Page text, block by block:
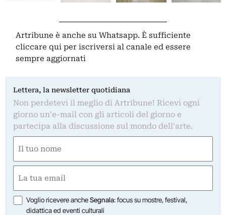
Artribune è anche su Whatsapp. È sufficiente
cliccare qui per iscriversi al canale ed essere
sempre aggiornati
Lettera, la newsletter quotidiana
Non perdetevi il meglio di Artribune! Ricevi ogni
giorno un'e-mail con gli articoli del giorno e
partecipa alla discussione sul mondo dell'arte.
(Required)
First
(Required)
Opzioni
Voglio ricevere ancheSegnala: focus su mostre, festival,
didattica ed eventi culturali